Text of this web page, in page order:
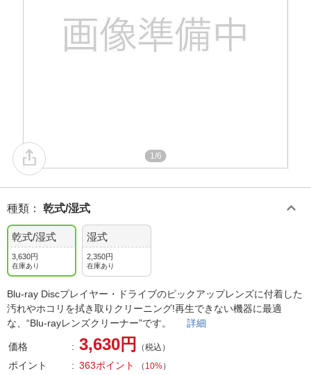
1/6
種類 ： 乾式/湿式
乾式/湿式
3,630円
在庫あり
湿式
2,350円
在庫あり
Blu-ray Discプレイヤー・ドライブのピックアップレンズに付着した
汚れやホコリを拭き取りクリーニング!再生できない機器に最適
な、“Blu-rayレンズクリーナー”です。 詳細
価格 3,630円 （税込）
ポイント 363ポイント （ 10%）